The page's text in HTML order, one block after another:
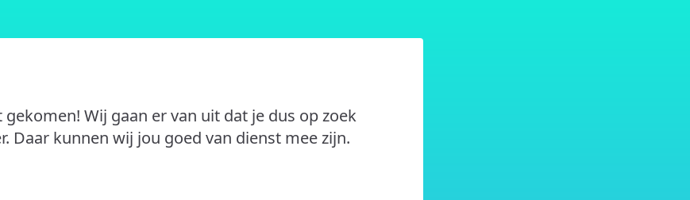
Wij gaan er van uit dat je dus op zoek
Daar kunnen wij jou goed van dienst mee zijn.